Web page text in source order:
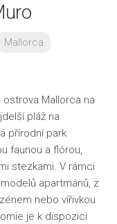
Mallorca
Mallorca na
pláž na
přírodní park
faunou a flórou,
stezkami. V rámci
apartmánů, z
nebo vířivkou
je k dispozici